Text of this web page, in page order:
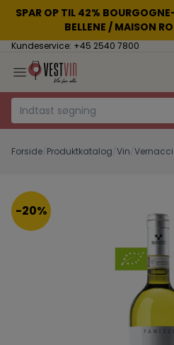
SPAR OP TIL 42%
BELLENE / MAISON
Kundeservice: +45 2540 7800
Forside Produktkatalog Vin
-20%